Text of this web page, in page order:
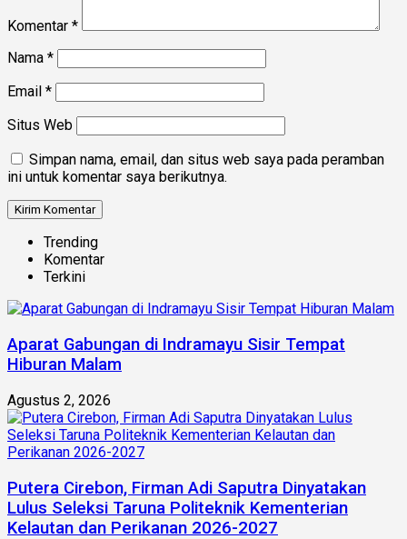
Komentar *
Nama *
Email *
Situs Web
Simpan nama, email, dan situs web saya pada peramban
ini untuk komentar saya berikutnya.
Trending
Komentar
Terkini
Aparat Gabungan di Indramayu Sisir Tempat
Hiburan Malam
Agustus 2, 2026
Putera Cirebon, Firman Adi Saputra Dinyatakan
Lulus Seleksi Taruna Politeknik Kementerian
Kelautan dan Perikanan 2026-2027